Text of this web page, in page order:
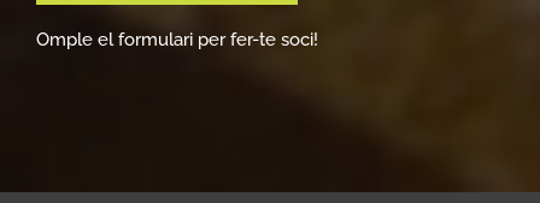
Omple el formulari per fer-te soci!